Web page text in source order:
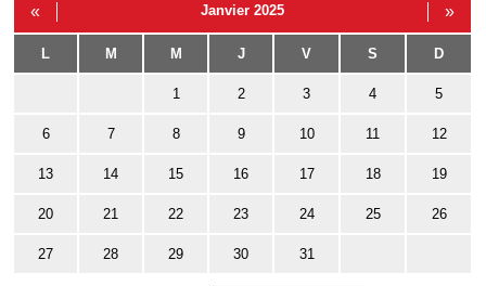
« Janvier 2025 »
L M M J V S D
1 2 3 4 5
6 7 8 9 10 11 12
13 14 15 16 17 18 19
20 21 22 23 24 25 26
27 28 29 30 31